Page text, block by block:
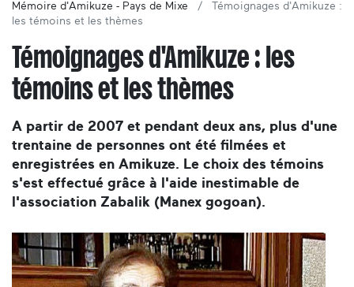
Mémoire d'Amikuze - Pays de Mixe
Témoignages d'Amikuze :
les témoins et les thèmes
Témoignages d'Amikuze : les
témoins et les thèmes
A partir de 2007 et pendant deux ans, plus d'une
trentaine de personnes ont été filmées et
enregistrées en Amikuze. Le choix des témoins
s'est effectué grâce à l'aide inestimable de
l'association Zabalik (Manex gogoan).